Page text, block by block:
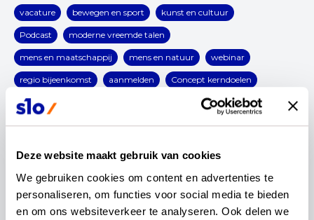
Deze website maakt gebruik van cookies
We gebruiken cookies om content en advertenties te
personaliseren, om functies voor social media te bieden
en om ons websiteverkeer te analyseren. Ook delen we
vacature bewegen en sport kunst en cultuur
Podcast moderne vreemde talen
mens en maatschappij mens en natuur webinar
regio bijeenkomst aanmelden Concept kerndoelen
kerndoelenteams artikel
functionele kerndoelen werving congressen Blog
Updates Kerndoelen Actualisatie Nederlands
Nieuwsbrief reset